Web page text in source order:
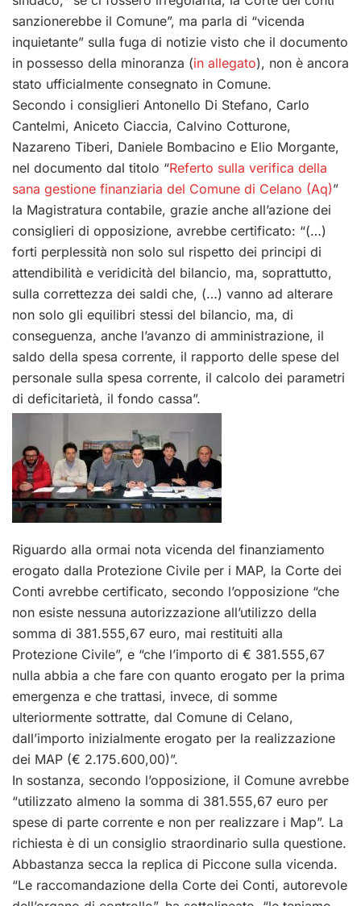
sanzionerebbe il Comune”, ma parla di “vicenda
inquietante” sulla fuga di notizie visto che il documento
in possesso della minoranza (in allegato), non è ancora
stato ufficialmente consegnato in Comune.
Secondo i consiglieri Antonello Di Stefano, Carlo
Cantelmi, Aniceto Ciaccia, Calvino Cotturone,
Nazareno Tiberi, Daniele Bombacino e Elio Morgante,
nel documento dal titolo “Referto sulla verifica della
sana gestione finanziaria del Comune di Celano (Aq)”
la Magistratura contabile, grazie anche all’azione dei
consiglieri di opposizione, avrebbe certificato: “(…)
forti perplessità non solo sul rispetto dei principi di
attendibilità e veridicità del bilancio, ma, soprattutto,
sulla correttezza dei saldi che, (…) vanno ad alterare
non solo gli equilibri stessi del bilancio, ma, di
conseguenza, anche l’avanzo di amministrazione, il
saldo della spesa corrente, il rapporto delle spese del
personale sulla spesa corrente, il calcolo dei parametri
di deficitarietà, il fondo cassa”.
Riguardo alla ormai nota vicenda del finanziamento
erogato dalla Protezione Civile per i MAP, la Corte dei
Conti avrebbe certificato, secondo l’opposizione “che
non esiste nessuna autorizzazione all’utilizzo della
somma di 381.555,67 euro, mai restituiti alla
Protezione Civile”, e “che l’importo di € 381.555,67
nulla abbia a che fare con quanto erogato per la prima
emergenza e che trattasi, invece, di somme
ulteriormente sottratte, dal Comune di Celano,
dall’importo inizialmente erogato per la realizzazione
dei MAP (€ 2.175.600,00)”.
In sostanza, secondo l’opposizione, il Comune avrebbe
“utilizzato almeno la somma di 381.555,67 euro per
spese di parte corrente e non per realizzare i Map”. La
richiesta è di un consiglio straordinario sulla questione.
Abbastanza secca la replica di Piccone sulla vicenda.
“Le raccomandazione della Corte dei Conti, autorevole